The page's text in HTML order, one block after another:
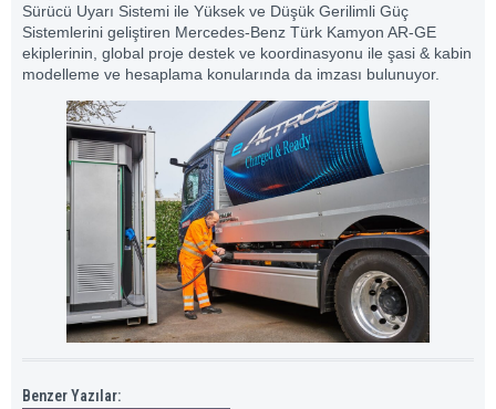
Sürücü Uyarı Sistemi ile Yüksek ve Düşük Gerilimli Güç
Sistemlerini geliştiren Mercedes-Benz Türk Kamyon AR-GE
ekiplerinin, global proje destek ve koordinasyonu ile şasi & kabin
modelleme ve hesaplama konularında da imzası bulunuyor.
Benzer Yazılar: